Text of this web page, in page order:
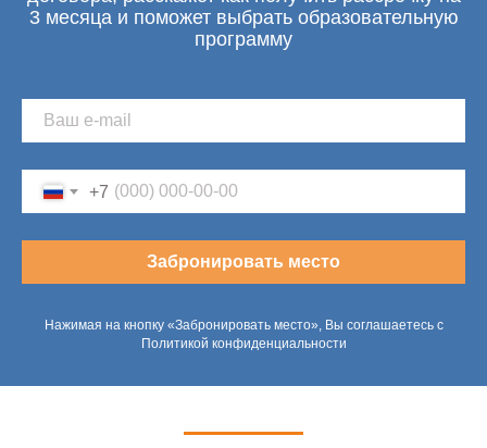
3 месяца и поможет выбрать образовательную
программу
+7
Забронировать место
Нажимая на кнопку «Забронировать место», Вы соглашаетесь с
Политикой конфиденциальности